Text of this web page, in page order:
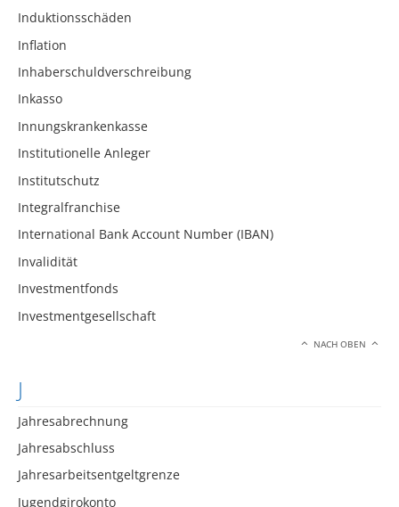
Induktionsschäden
Inflation
Inhaberschuldverschreibung
Inkasso
Innungskrankenkasse
Institutionelle Anleger
Institutschutz
Integralfranchise
International Bank Account Number (IBAN)
Invalidität
Investmentfonds
Investmentgesellschaft
NACH OBEN
J
Jahresabrechnung
Jahresabschluss
Jahresarbeitsentgeltgrenze
Jugendgirokonto